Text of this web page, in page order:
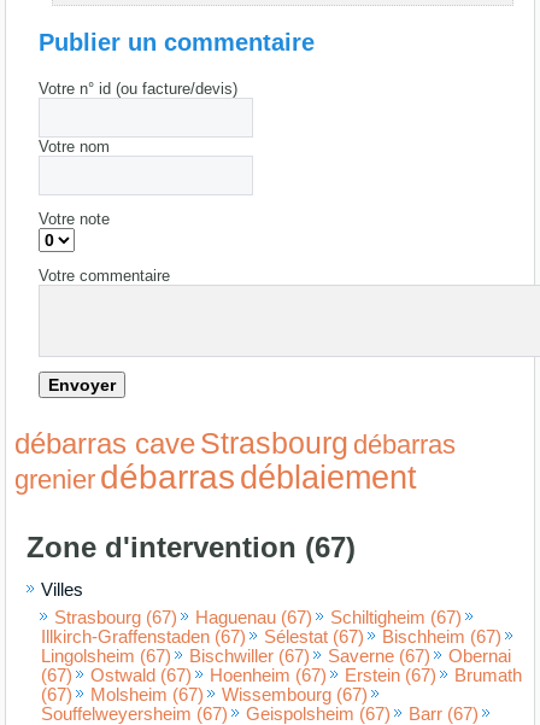
Publier un commentaire
Votre n° id (ou facture/devis)
Votre nom
Votre note
Votre commentaire
débarras caveStrasbourg débarras
grenier débarras déblaiement
Zone d'intervention (67)
Villes
Strasbourg (67)
Haguenau (67)
Schiltigheim (67)
Illkirch-Graffenstaden (67)
Sélestat (67)
Bischheim (67)
Lingolsheim (67)
Bischwiller (67) Saverne (67)
Obernai
(67)
Ostwald (67) Hoenheim (67) Erstein (67)
Brumath
(67)
Molsheim (67)
Wissembourg (67)
Souffelweyersheim (67)
Geispolsheim (67)
Barr (67)